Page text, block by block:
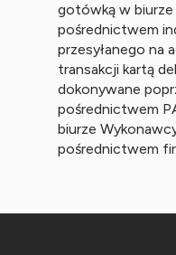
gotówką w biurze
pośrednictwem
przesyłanego na
transakcji kartą
dokonywane
pośrednictwem
biurze
pośrednictwem